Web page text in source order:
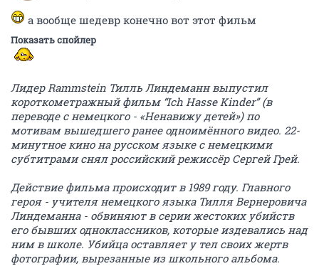
а вообще шедевр конечно вот этот фильм
Показать спойлер
Лидер Rammstein Тилль Линдеманн выпустил
короткометражный фильм “Ich Hasse Kinder” (в
переводе с немецкого - «Ненавижу детей») по
мотивам вышедшего ранее одноимённого видео. 22-
минутное кино на русском языке с немецкими
субтитрами снял российский режиссёр Сергей Грей.
Действие фильма происходит в 1989 году. Главного
героя - учителя немецкого языка Тилля Вернеровича
Линдеманна - обвиняют в серии жестоких убийств
его бывших одноклассников, которые издевались над
ним в школе. Убийца оставляет у тел своих жертв
фотографии, вырезанные из школьного альбома.